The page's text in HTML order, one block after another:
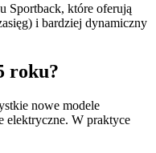
Sportback, które oferują
i bardziej dynamiczny
roku?
nowe modele
elektryczne. W praktyce